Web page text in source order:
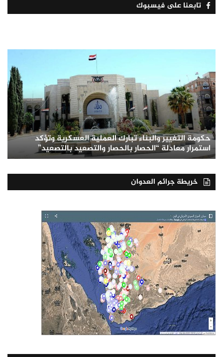
تابعنا على فيسبوك
حكومة التغيير والبناء تبارك العملية العسكرية وتؤكد
استمرار معادلة “الحصار بالحصار والتصعيد بالتصعيد”
خريطة جرائم العدوان